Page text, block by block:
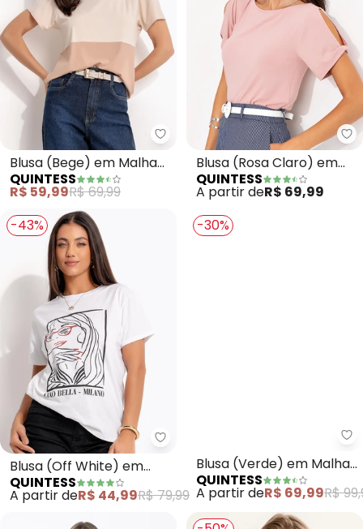
Quintess - Blusa (Bege) em
Blusa (Bege) em Malha
de Viscose
QUINTESS
R$ 59,99R$ 69,99
Blusa (Rosa Claro) em
Malha de Viscose
QUINTESS
A partir deR$ 69,99
-43%
Quintess - Blusa (Off White)
Blusa (Off White) em
Malha de Algodão
Penteado
QUINTESS
A partir deR$ 44,99R$ 79,99
-30%
Blusa (Verde) em Malha
Tricô Texturizada
QUINTESS
A partir deR$ 69,99R$